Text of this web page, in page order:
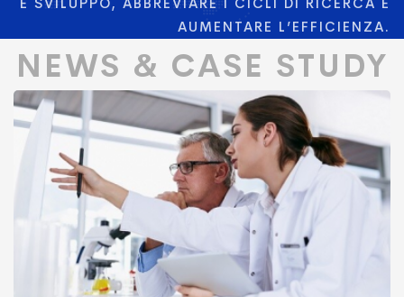
AUMENTARE L’EFFICIENZA.
NEWS & CASE STUDY